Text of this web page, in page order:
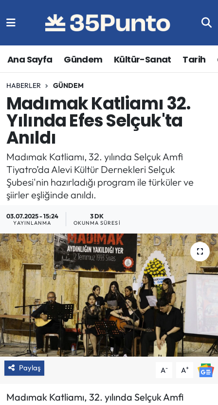
Ana Sayfa Gündem Kültür-Sanat Tarih
HABERLER GÜNDEM
Madımak Katliamı 32.
Yılında Efes Selçuk'ta
Anıldı
Madımak Katliamı, 32. yılında Selçuk Amfi
Tiyatro’da Alevi Kültür Dernekleri Selçuk
Şubesi'nin hazırladığı program ile türküler ve
şiirler eşliğinde anıldı.
03.07.2025 - 15:24
YAYINLANMA
3 DK
OKUNMA SÜRESI
Paylaş A- A+
Madımak Katliamı, 32. yılında Selçuk Amfi